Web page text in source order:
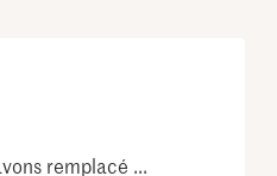
remplacé ...